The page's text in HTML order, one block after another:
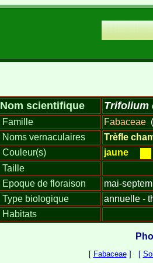
Nom scientifique
Famille Fabaceae
Noms vernaculaires
Trèfle
Couleur(s)
jaune
Taille
Epoque de floraison
mai-
Type biologique
annuelle -
Habitats
[ Fabaceae] [